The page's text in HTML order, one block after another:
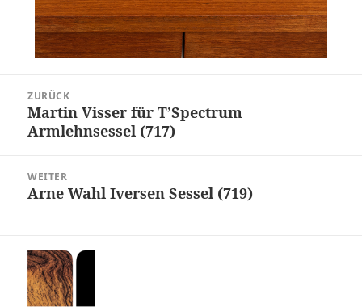
ZURÜCK
Vorheriger
Beitrag:
Martin Visser für T’Spectrum
Armlehnsessel (717)
WEITER
Nächster
Arne Wahl Iversen Sessel (719)